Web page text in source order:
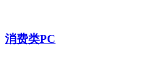
消费类PC